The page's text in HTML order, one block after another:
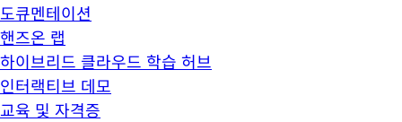
도큐멘테이션
핸즈온 랩
하이브리드 클라우드 학습 허브
인터랙티브 데모
교육 및 자격증